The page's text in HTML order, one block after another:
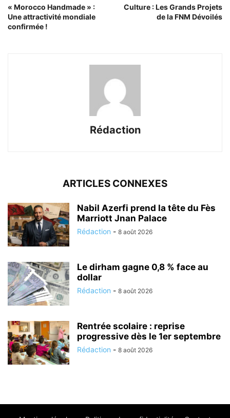
« Morocco Handmade » :
Une attractivité mondiale
confirmée !
Culture : Les Grands Projets
de la FNM Dévoilés
Rédaction
ARTICLES CONNEXES
Nabil Azerfi prend la tête du Fès
Marriott Jnan Palace
Rédaction - 8 août 2026
Le dirham gagne 0,8 % face au
dollar
Rédaction - 8 août 2026
Rentrée scolaire : reprise
progressive dès le 1er septembre
Rédaction - 8 août 2026